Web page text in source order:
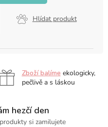
Hlídat produkt
Zboží balíme ekologicky,
pečlivě a s láskou
hezčí den
si zamilujete